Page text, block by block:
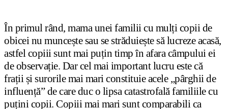
În primul rând, mama unei familii cu mulți copii de
obicei nu muncește sau se străduiește să lucreze acasă,
astfel copiii sunt mai puțin timp în afara câmpului ei
de observație. Dar cel mai important lucru este că
frații și surorile mai mari constituie acele „pârghii de
influență” de care duc o lipsa catastrofală familiile cu
puțini copii. Copiii mai mari sunt comparabili ca